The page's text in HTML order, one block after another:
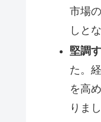
市場
しと
堅調
た。
を高
りま